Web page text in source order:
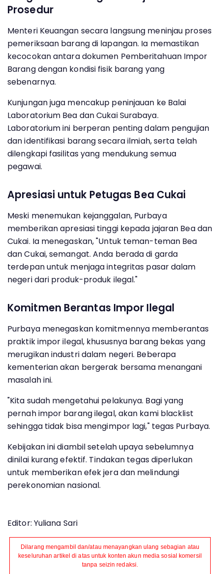
Prosedur
Menteri Keuangan secara langsung meninjau proses
pemeriksaan barang di lapangan. Ia memastikan
kecocokan antara dokumen Pemberitahuan Impor
Barang dengan kondisi fisik barang yang
sebenarnya.
Kunjungan juga mencakup peninjauan ke Balai
Laboratorium Bea dan Cukai Surabaya.
Laboratorium ini berperan penting dalam pengujian
dan identifikasi barang secara ilmiah, serta telah
dilengkapi fasilitas yang mendukung semua
pegawai.
Apresiasi untuk Petugas Bea Cukai
Meski menemukan kejanggalan, Purbaya
memberikan apresiasi tinggi kepada jajaran Bea dan
Cukai. Ia menegaskan, "Untuk teman-teman Bea
dan Cukai, semangat. Anda berada di garda
terdepan untuk menjaga integritas pasar dalam
negeri dari produk-produk ilegal."
Komitmen Berantas Impor Ilegal
Purbaya menegaskan komitmennya memberantas
praktik impor ilegal, khususnya barang bekas yang
merugikan industri dalam negeri. Beberapa
kementerian akan bergerak bersama menangani
masalah ini.
"Kita sudah mengetahui pelakunya. Bagi yang
pernah impor barang ilegal, akan kami blacklist
sehingga tidak bisa mengimpor lagi," tegas Purbaya.
Kebijakan ini diambil setelah upaya sebelumnya
dinilai kurang efektif. Tindakan tegas diperlukan
untuk memberikan efek jera dan melindungi
perekonomian nasional.
Editor: Yuliana Sari
Dilarang mengambil dan/atau menayangkan ulang sebagian atau
keseluruhan artikel di atas untuk konten akun media sosial komersil
tanpa seizin redaksi.